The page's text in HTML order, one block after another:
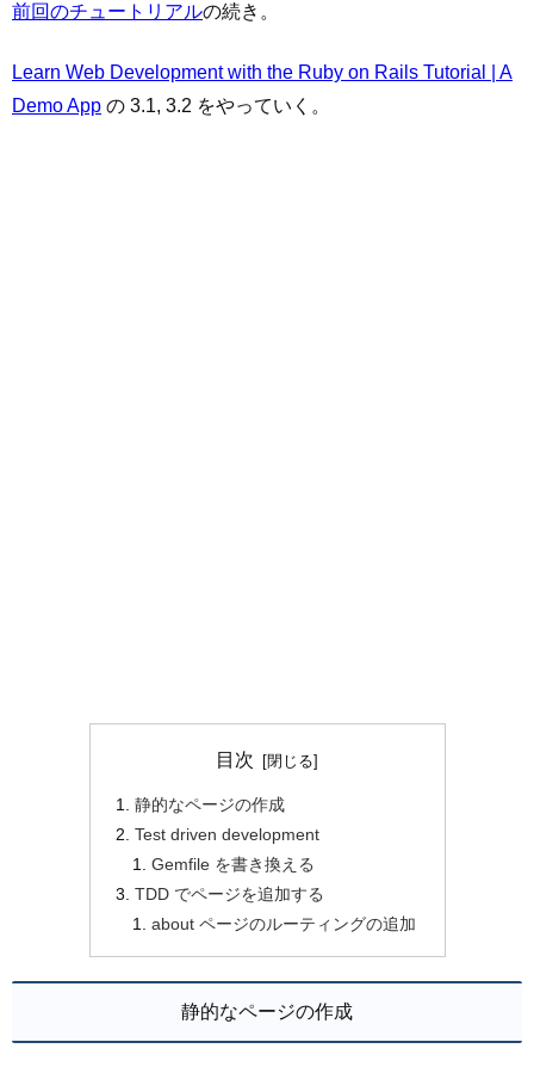
前回のチュートリアルの続き。
Learn Web Development with the Ruby on Rails Tutorial | A
Demo App の 3.1, 3.2 をやっていく。
目次
静的なページの作成
Test driven development
Gemfile を書き換える
TDD でページを追加する
about ページのルーティングの追加
静的なページの作成